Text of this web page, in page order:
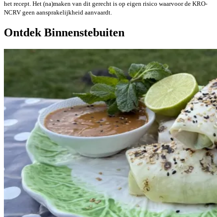
het recept. Het (na)maken van dit gerecht is op eigen risico waarvoor de KRO-
NCRV geen aansprakelijkheid aanvaardt.
Ontdek Binnenstebuiten